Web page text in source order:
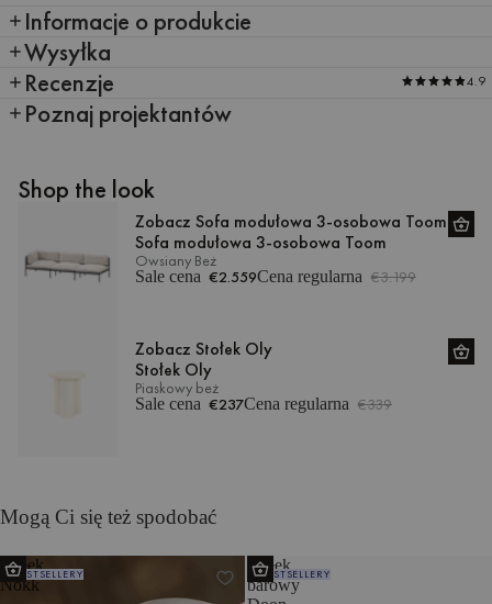
Informacje o produkcie
Wysyłka
Recenzje
4.9
Poznaj projektantów
Shop the look
Zobacz Sofa modułowa 3-osobowa Toom
Sofa modułowa 3-osobowa Toom
Owsiany Beż
Sale cena €2.559Cena regularna €3.199
Zobacz Stołek Oly
Stołek Oly
Piaskowy beż
Sale cena €237Cena regularna €339
Mogą Ci się też spodobać
Stołek
Nokk
BESTSELLERY
Stołek
barowy
BESTSELLERY